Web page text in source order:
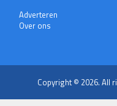
Adverteren
Over ons
Copyright © 2026. All